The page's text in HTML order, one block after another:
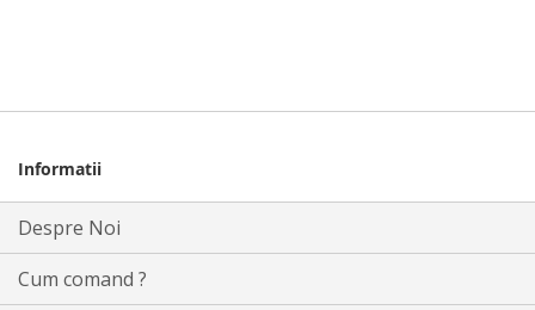
Informatii
Despre Noi
Cum comand ?